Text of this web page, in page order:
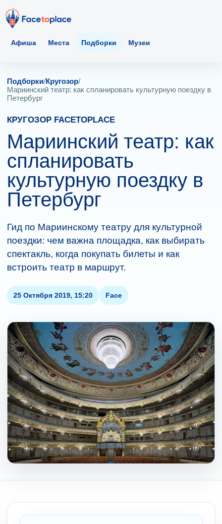
Афиша Места Подборки Музеи
Подборки/Кругозор/
Мариинский театр: как спланировать культурную поездку в
Петербург
КРУГОЗОР FACETOPLACE
Мариинский театр: как
спланировать
культурную поездку в
Петербург
Гид по Мариинскому театру для культурной
поездки: чем важна площадка, как выбирать
спектакль, когда покупать билеты и как
встроить театр в маршрут.
25 Октября 2019, 15:20 Face